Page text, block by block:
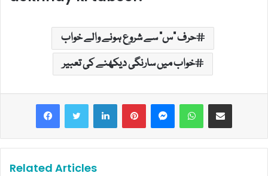
حرف "س" سے شروع ہونے والے خواب
خواب میں سارنگی دیکھنے کی تعبیر
LinkedInPinterestMessengerWhatsAppShare via Email
Related Articles